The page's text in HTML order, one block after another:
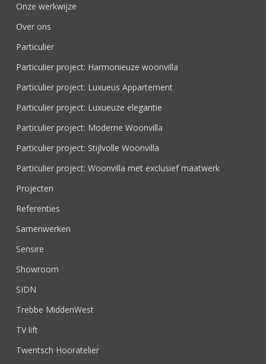
Onze werkwijze
Over ons
Particulier
Particulier project: Harmonieuze woonvilla
Particulier project: Luxueus Appartement
Particulier project: Luxueuze elegantie
Particulier project: Moderne Woonvilla
Particulier project: Stijlvolle Woonvilla
Particulier project: Woonvilla met exclusief maatwerk
Projecten
Referenties
Samenwerken
Sensire
Showroom
SIDN
Trebbe MiddenWest
TV lift
Twentsch Hooratelier